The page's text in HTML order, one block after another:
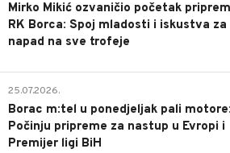
Mirko Mikić ozvaničio početak
RK Borca: Spoj mladosti i iskustva za
napad na sve trofeje
25.07.2026.
Borac m:tel u ponedjeljak pali motore:
Počinju pripreme za nastup u Evropi i
Premijer ligi BiH